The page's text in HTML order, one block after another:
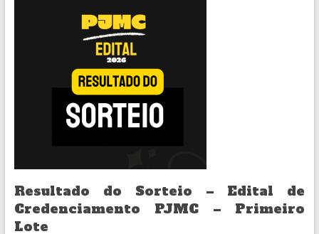
Resultado do Sorteio – Edital de
Credenciamento PJMC – Primeiro
Lote